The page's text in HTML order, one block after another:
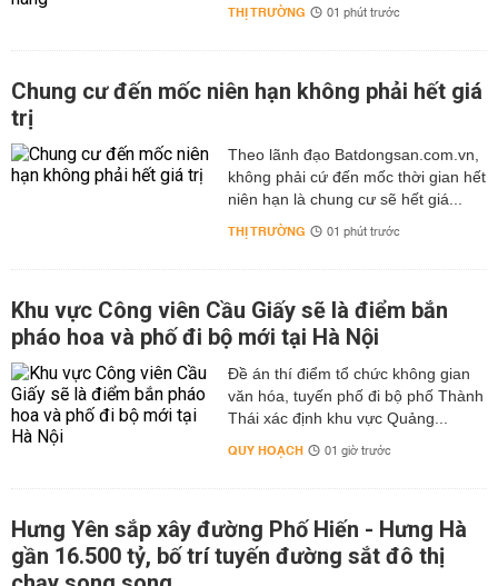
THỊ TRƯỜNG 01 phút trước
Chung cư đến mốc niên hạn không phải hết giá
trị
Theo lãnh đạo Batdongsan.com.vn,
không phải cứ đến mốc thời gian hết
niên hạn là chung cư sẽ hết giá...
THỊ TRƯỜNG 01 phút trước
Khu vực Công viên Cầu Giấy sẽ là điểm bắn
pháo hoa và phố đi bộ mới tại Hà Nội
Đề án thí điểm tổ chức không gian
văn hóa, tuyến phố đi bộ phố Thành
Thái xác định khu vực Quảng...
QUY HOẠCH 01 giờ trước
Hưng Yên sắp xây đường Phố Hiến - Hưng Hà
gần 16.500 tỷ, bố trí tuyến đường sắt đô thị